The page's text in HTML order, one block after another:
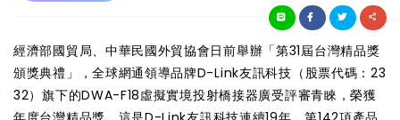
經濟部國貿局、中華民國外貿協會日前舉辦「第31屆台灣精品獎
頒獎典禮」，全球網通領導品牌D-Link友訊科技（股票代碼：23
32）旗下的DWA-F18虛擬實境投射橋接器廣受評審青睞，榮獲